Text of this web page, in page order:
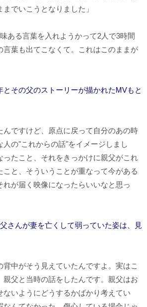
でいこうとなりました」
味ある言葉を入れようかって2人で3時間
言葉も出てこなくて。これはこのままが
その父のストーリーが描かれたMVもと
んですけど、原点に戻って自分のあの時
人の"これからの話"をイメージしまし
ったこと、それをきっかけに親父がこれ
こと、そういうことが重なって今がある
れが届く映像になったらいいなと思っ
んが妻を亡くして弱っていた姿は、見
背中がそう見えていたんですよ。実はこ
親父と当時の話をしたんです。親父はお
ないようにどうするかばかり考えてい